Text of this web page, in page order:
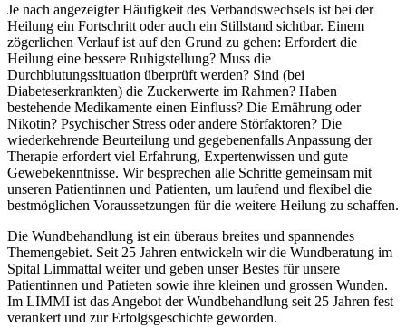
Je nach angezeigter Häufigkeit des Verbandswechsels ist bei der
Heilung ein Fortschritt oder auch ein Stillstand sichtbar. Einem
zögerlichen Verlauf ist auf den Grund zu gehen: Erfordert die
Heilung eine bessere Ruhigstellung? Muss die
Durchblutungssituation überprüft werden? Sind (bei
Diabeteserkrankten) die Zuckerwerte im Rahmen? Haben
bestehende Medikamente einen Einfluss? Die Ernährung oder
Nikotin? Psychischer Stress oder andere Störfaktoren? Die
wiederkehrende Beurteilung und gegebenenfalls Anpassung der
Therapie erfordert viel Erfahrung, Expertenwissen und gute
Gewebekenntnisse. Wir besprechen alle Schritte gemeinsam mit
unseren Patientinnen und Patienten, um laufend und flexibel die
bestmöglichen Voraussetzungen für die weitere Heilung zu schaffen.
Die Wundbehandlung ist ein überaus breites und spannendes
Themengebiet. Seit 25 Jahren entwickeln wir die Wundberatung im
Spital Limmattal weiter und geben unser Bestes für unsere
Patientinnen und Patieten sowie ihre kleinen und grossen Wunden.
Im LIMMI ist das Angebot der Wundbehandlung seit 25 Jahren fest
verankert und zur Erfolgsgeschichte geworden.